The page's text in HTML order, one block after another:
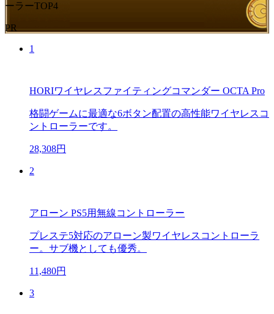
ーラーTOP4
PR
1
HORIワイヤレスファイティングコマンダー OCTA Pro
格闘ゲームに最適な6ボタン配置の高性能ワイヤレスコ
ントローラーです。
28,308円
2
アローン PS5用無線コントローラー
プレステ5対応のアローン製ワイヤレスコントローラ
ー。サブ機としても優秀。
11,480円
3